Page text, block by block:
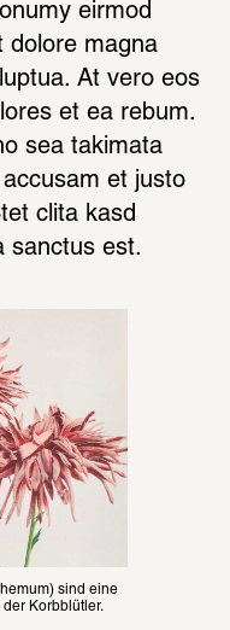
eirmod
dolore magna
At vero eos
et ea rebum.
sea takimata
et justo
clita kasd
sanctus est.
sind eine
der Korbblütler.